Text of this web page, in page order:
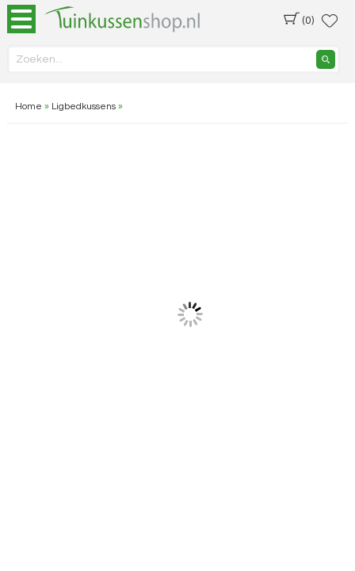
(0)
Home » Ligbedkussens»